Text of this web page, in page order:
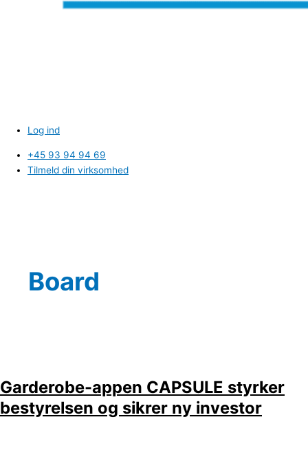
Log ind
+45 93 94 94 69
Tilmeld din virksomhed
Board
Garderobe-appen CAPSULE styrker
bestyrelsen og sikrer ny investor